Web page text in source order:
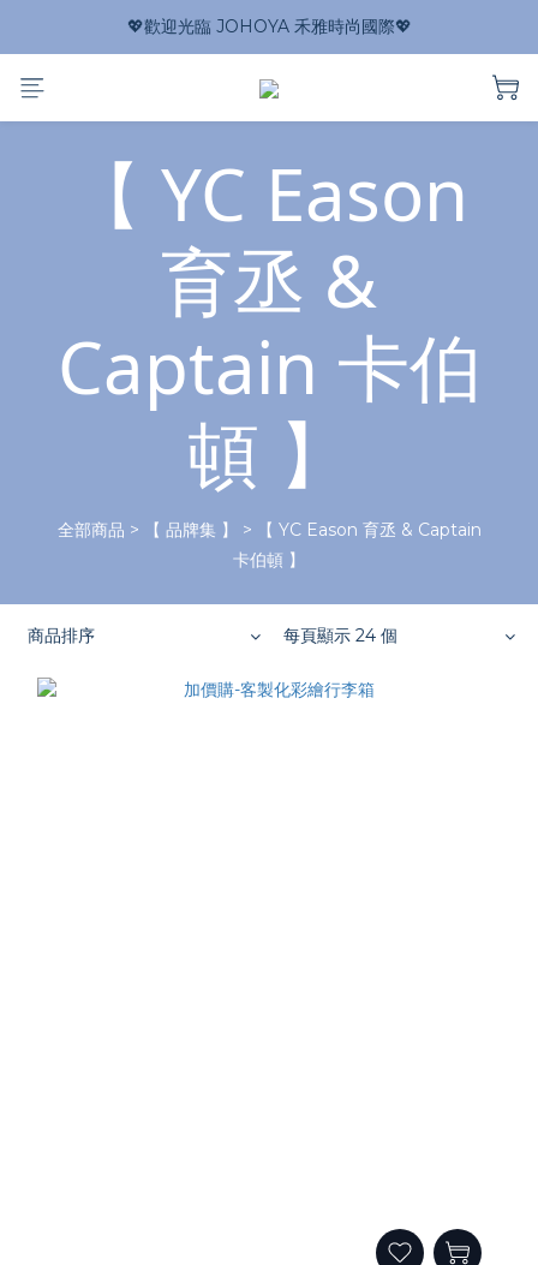
💖歡迎光臨 JOHOYA 禾雅時尚國際💖
【 YC Eason
育丞 &
Captain 卡伯
頓 】
全部商品 > 【 品牌集 】 >
【 YC Eason 育丞 & Captain
卡伯頓 】
商品排序 每頁顯示 24 個